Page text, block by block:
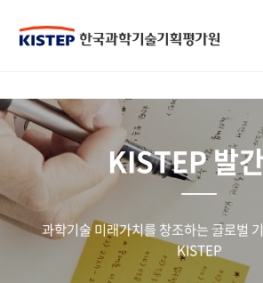
KISTEP 발
과학기술 미래가치를 창조하는 글로벌
KISTEP